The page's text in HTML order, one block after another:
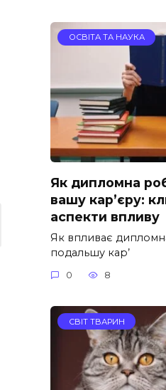
ОСВІТА ТА НАУКА
Як дипломна
вашу кар’єру:
аспекти впливу
Як впливає
подальшу кар’
0 8
СВІТ ТВАРИН